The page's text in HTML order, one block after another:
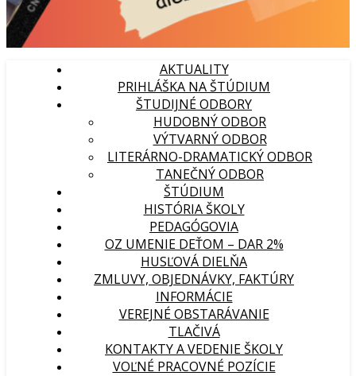
AKTUALITY
PRIHLÁŠKA NA ŠTÚDIUM
ŠTUDIJNÉ ODBORY
HUDOBNÝ ODBOR
VÝTVARNÝ ODBOR
LITERÁRNO-DRAMATICKÝ ODBOR
TANEČNÝ ODBOR
ŠTÚDIUM
HISTÓRIA ŠKOLY
PEDAGÓGOVIA
OZ UMENIE DEŤOM – DAR 2%
HUSĽOVÁ DIELŇA
ZMLUVY, OBJEDNÁVKY, FAKTÚRY
INFORMÁCIE
VEREJNÉ OBSTARÁVANIE
TLAČIVÁ
KONTAKTY A VEDENIE ŠKOLY
VOĽNÉ PRACOVNÉ POZÍCIE